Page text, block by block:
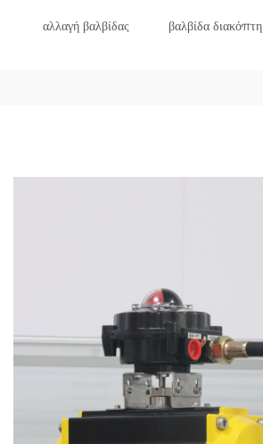
αλλαγή βαλβίδας βαλβίδα διακόπτη